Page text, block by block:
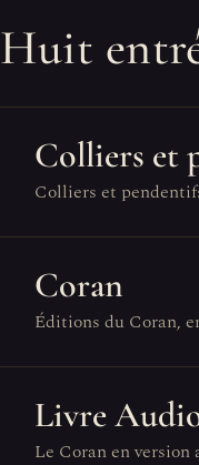
Huit
Colliers et
Colliers et
Coran
Éditions du Coran,
Livre
Le Coran en